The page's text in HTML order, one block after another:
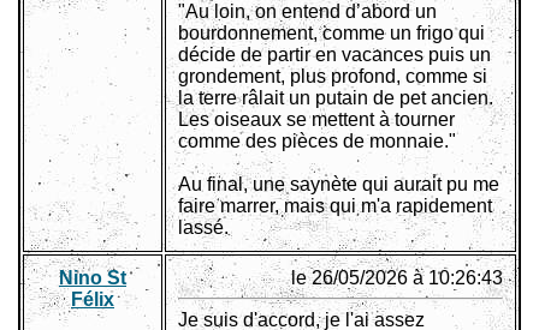
"Au loin, on entend d’abord un
bourdonnement, comme un frigo qui
décide de partir en vacances puis un
grondement, plus profond, comme si
la terre râlait un putain de pet ancien.
Les oiseaux se mettent à tourner
comme des pièces de monnaie."
Au final, une saynète qui aurait pu me
faire marrer, mais qui m'a rapidement
lassé.
Nino St
Félix
le 26/05/2026 à 10:26:43
Je suis d'accord, je l'ai assez